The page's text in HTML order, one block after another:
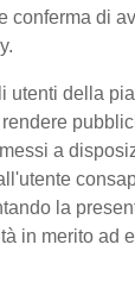
conferma di
utenti della
a
la
in merito ad